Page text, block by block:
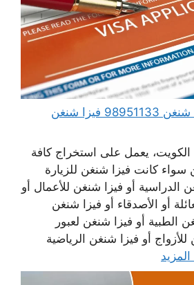
مكتب استخراج فيزا شنغن 98951133 فيزا شنغن
يعمل على استخراج كافة
سواء كانت فيزا شنغن للزيارة
الدراسية أو فيزا شنغن للأعمال أو
أو الأصدقاء أو فيزا شنغن
الطبية أو فيزا شنغن لعبور
للأزواج أو فيزا شنغن الرياضية
المزيد